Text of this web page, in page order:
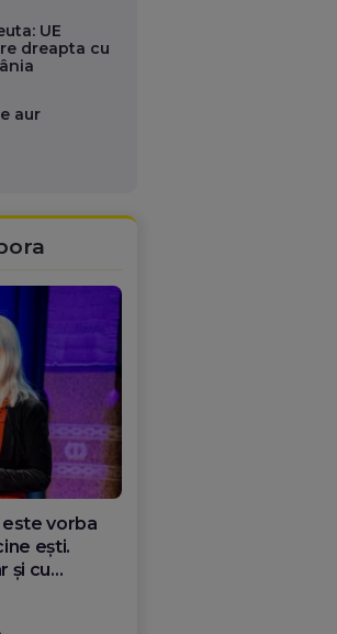
UE
dreapta cu
aur
la Google
diaspora